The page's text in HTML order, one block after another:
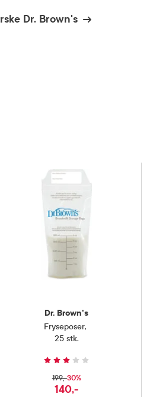
Dr. Brown's
Dr. Brown's
Fryseposer,
25 stk.
199,-30%
140,-